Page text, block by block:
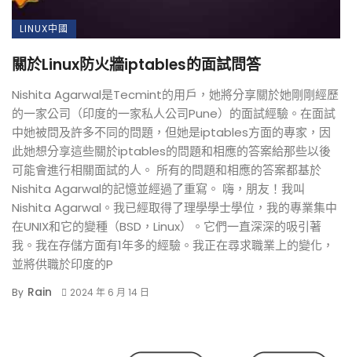
LINUX中國
關於Linux防火牆iptables的面試問答
Nishita Agarwal是Tecmint的用戶，她將分享關於她剛剛經歷
的一家公司（印度的一家私人公司Pune）的面試經驗。在面試
中她被問及許多不同的問題，但她是iptables方面的專家，因
此她想分享這些關於iptables的問題和相應的答案給那些以後
可能會進行相關面試的人。 所有的問題和相應的答案都基於
Nishita Agarwal的記憶並經過了重寫。 嗨，朋友！我叫
Nishita Agarwal。我已經取得了理學學士學位，我的專業集中
在UNIX和它的變種（BSD，Linux）。它們一直深深的吸引著
我。我在存儲方面有1年多的經驗。我正在尋求職業上的變化，
並將供職於印度的P
By Rain 2024 年 6 月 14 日